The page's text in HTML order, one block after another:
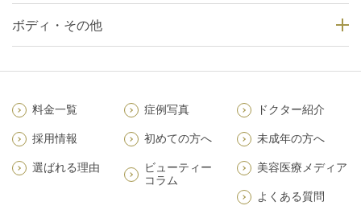
ボディ・その他
料金一覧 症例写真 ドクター紹介
採用情報 初めての方へ 未成年の方へ
選ばれる理由
ビューティー
コラム
美容医療メディア
よくある質問